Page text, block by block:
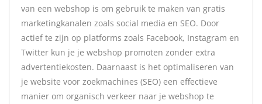
van een webshop is om gebruik te maken van gratis
marketingkanalen zoals social media en SEO. Door
actief te zijn op platforms zoals Facebook, Instagram en
Twitter kun je je webshop promoten zonder extra
advertentiekosten. Daarnaast is het optimaliseren van
je website voor zoekmachines (SEO) een effectieve
manier om organisch verkeer naar je webshop te